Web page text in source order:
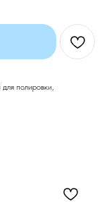
полировки,